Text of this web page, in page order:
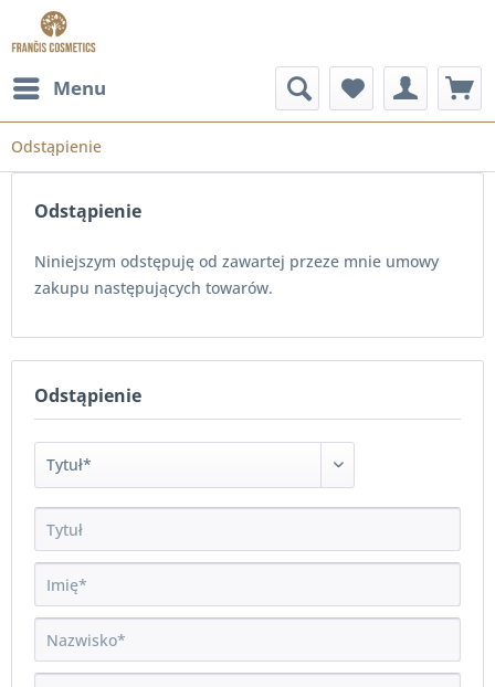
Menu
Odstąpienie
Odstąpienie
Niniejszym odstępuję od zawartej przeze mnie umowy
zakupu następujących towarów.
Odstąpienie